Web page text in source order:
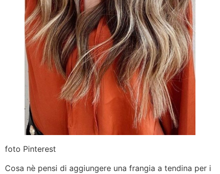
foto Pinterest
Cosa nè pensi di aggiungere una frangia a tendina per i